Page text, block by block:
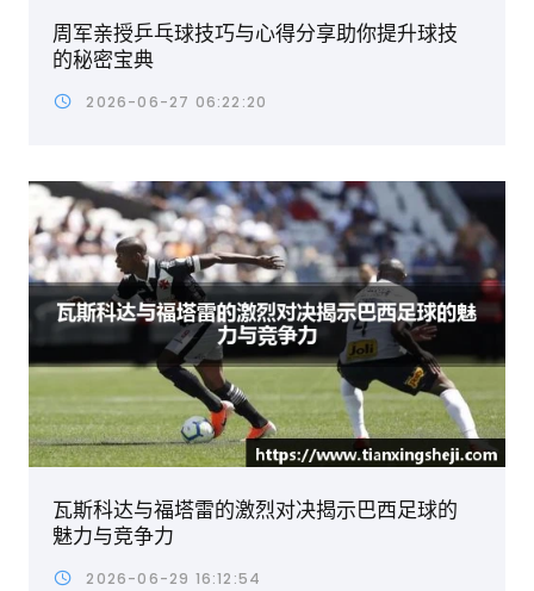
周军亲授乒乓球技巧与心得分享助你提升球技
的秘密宝典
2026-06-27 06:22:20
瓦斯科达与福塔雷的激烈对决揭示巴西足球的
魅力与竞争力
2026-06-29 16:12:54